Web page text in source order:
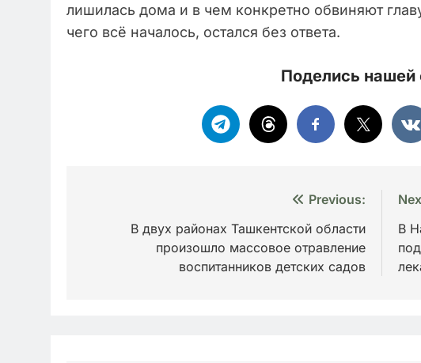
лишилась дома и в чем конкретно обвиняют
чего всё началось, остался без ответа.
Поделись нашей
записям
Previous:
В двух районах Ташкентской области
произошло массовое отравление
воспитанников детских садов
В